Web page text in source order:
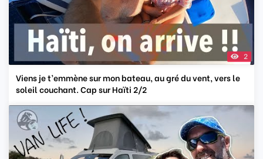
2
Viens je t’emmène sur mon bateau, au gré du vent, vers le
soleil couchant. Cap sur Haïti 2/2